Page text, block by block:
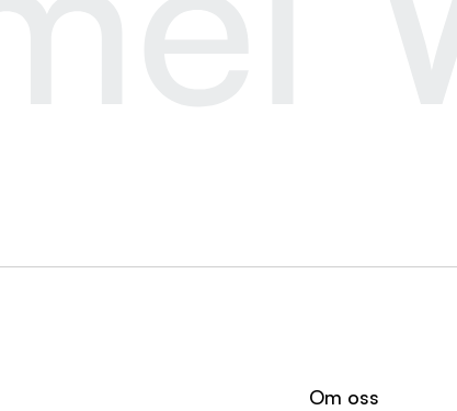
Om oss